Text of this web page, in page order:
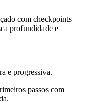
com checkpoints
profundidade e
e progressiva.
passos com